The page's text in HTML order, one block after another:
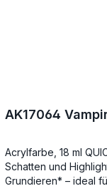
AK17064
Acrylfarbe, 18 ml
Schatten und
Grundieren* – ideal